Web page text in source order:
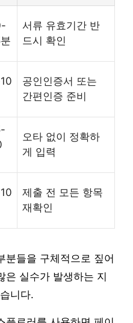
서류 유효기간 반
드시 확인
공인인증서 또는
간편인증 준비
오타 없이 정확하
게 입력
제출 전 모든 항목
재확인
분들을 구체적으로 짚어
은 실수가 발생하는 지
니다.